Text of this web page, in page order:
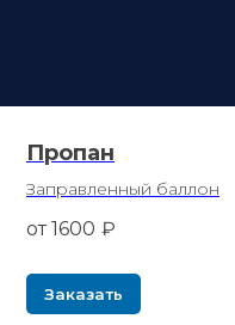
Пропан
Заправленный баллон
от 1600 ₽
Заказать